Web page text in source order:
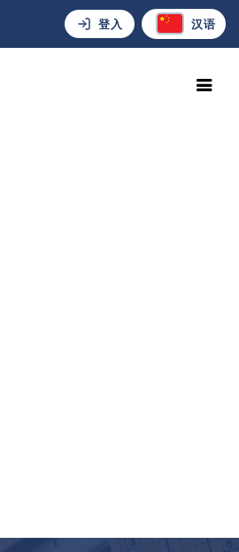
登入 汉语